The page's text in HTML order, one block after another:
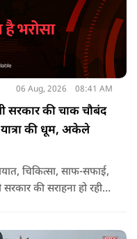
06 Aug, 2026 08:41 AM
सरकार की चाक चौबंद
की धूम, अकेले
चिकित्सा, साफ-सफाई,
की सराहना हो रही